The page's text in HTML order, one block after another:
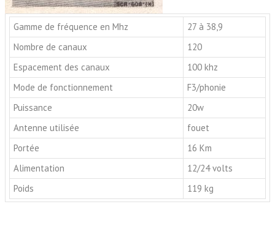
Gamme de fréquence en Mhz
27 à 38,9
Nombre de canaux
120
Espacement des canaux
100 khz
Mode de fonctionnement
F3/phonie
Puissance
20w
Antenne utilisée
fouet
Portée
16 Km
Alimentation
12/24 volts
Poids
119 kg